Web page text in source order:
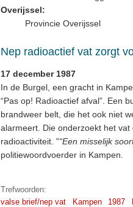
Overijssel:
Provincie Overijssel
Nep radioactief vat zorgt
17 december 1987
In de Burgel, een gracht in
“Pas op! Radioactief afval”. Een
brandweer belt, die het ook niet
alarmeert. Die onderzoekt het
radioactiviteit. "“Een misselijk
politiewoordvoerder in Kampen.
Trefwoorden:
valse brief/nep vat
Kampen 1987